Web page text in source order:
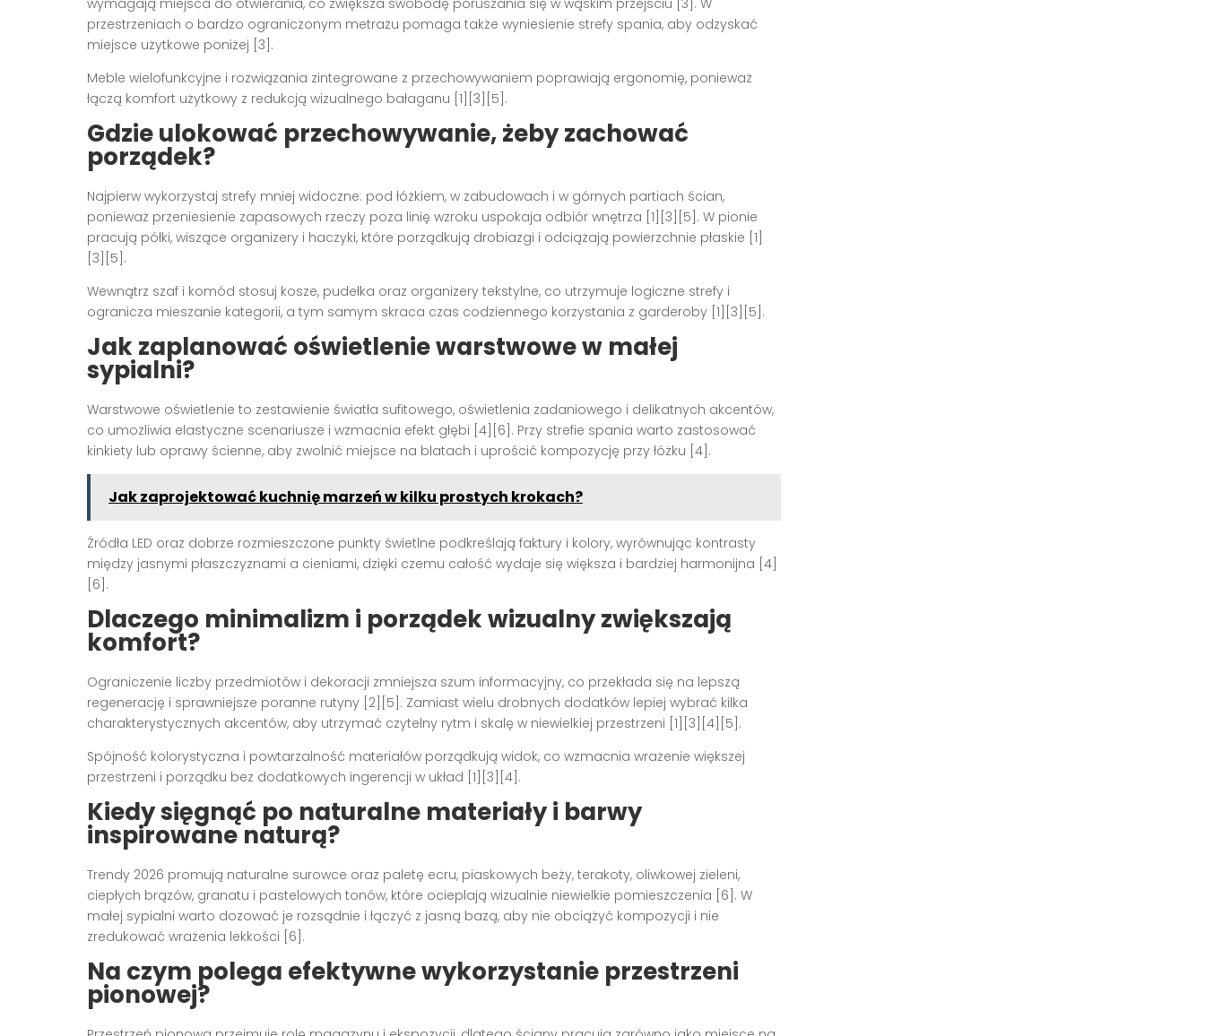
przestrzeniach o bardzo ograniczonym metrażu pomaga także wyniesienie strefy spania, aby odzyskać
miejsce użytkowe poniżej [3].
Meble wielofunkcyjne i rozwiązania zintegrowane z przechowywaniem poprawiają ergonomię, ponieważ
łączą komfort użytkowy z redukcją wizualnego bałaganu [1][3][5].
Gdzie ulokować przechowywanie, żeby zachować
porządek?
Najpierw wykorzystaj strefy mniej widoczne: pod łóżkiem, w zabudowach i w górnych partiach ścian,
ponieważ przeniesienie zapasowych rzeczy poza linię wzroku uspokaja odbiór wnętrza [1][3][5]. W pionie
pracują półki, wiszące organizery i haczyki, które porządkują drobiazgi i odciążają powierzchnie płaskie [1]
[3][5].
Wewnątrz szaf i komód stosuj kosze, pudełka oraz organizery tekstylne, co utrzymuje logiczne strefy i
ogranicza mieszanie kategorii, a tym samym skraca czas codziennego korzystania z garderoby [1][3][5].
Jak zaplanować oświetlenie warstwowe w małej
sypialni?
Warstwowe oświetlenie to zestawienie światła sufitowego, oświetlenia zadaniowego i delikatnych akcentów,
co umożliwia elastyczne scenariusze i wzmacnia efekt głębi [4][6]. Przy strefie spania warto zastosować
kinkiety lub oprawy ścienne, aby zwolnić miejsce na blatach i uprościć kompozycję przy łóżku [4].
Jak zaprojektować kuchnię marzeń w kilku prostych krokach?
Źródła LED oraz dobrze rozmieszczone punkty świetlne podkreślają faktury i kolory, wyrównując kontrasty
między jasnymi płaszczyznami a cieniami, dzięki czemu całość wydaje się większa i bardziej harmonijna [4]
[6].
Dlaczego minimalizm i porządek wizualny zwiększają
komfort?
Ograniczenie liczby przedmiotów i dekoracji zmniejsza szum informacyjny, co przekłada się na lepszą
regenerację i sprawniejsze poranne rutyny [2][5]. Zamiast wielu drobnych dodatków lepiej wybrać kilka
charakterystycznych akcentów, aby utrzymać czytelny rytm i skalę w niewielkiej przestrzeni [1][3][4][5].
Spójność kolorystyczna i powtarzalność materiałów porządkują widok, co wzmacnia wrażenie większej
przestrzeni i porządku bez dodatkowych ingerencji w układ [1][3][4].
Kiedy sięgnąć po naturalne materiały i barwy
inspirowane naturą?
Trendy 2026 promują naturalne surowce oraz paletę ecru, piaskowych beży, terakoty, oliwkowej zieleni,
ciepłych brązów, granatu i pastelowych tonów, które ocieplają wizualnie niewielkie pomieszczenia [6]. W
małej sypialni warto dozować je rozsądnie i łączyć z jasną bazą, aby nie obciążyć kompozycji i nie
zredukować wrażenia lekkości [6].
Na czym polega efektywne wykorzystanie przestrzeni
pionowej?